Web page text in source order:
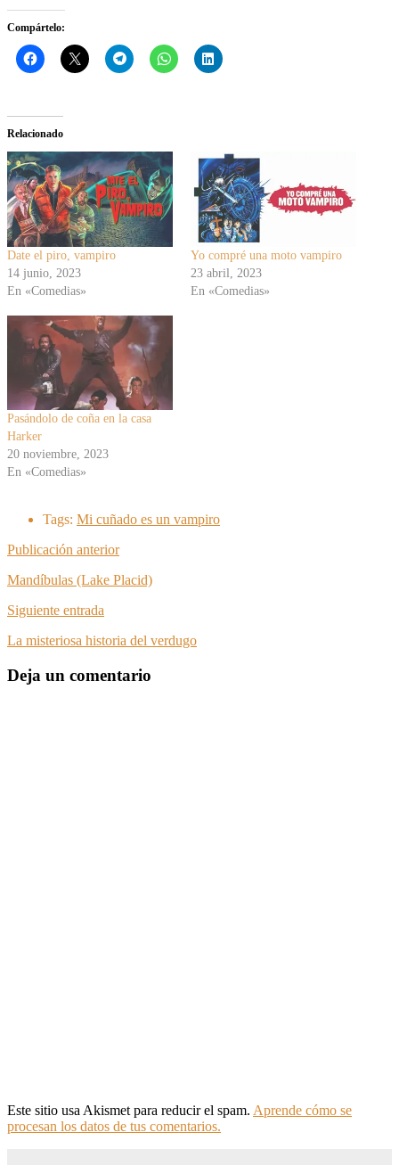
Compártelo:
Relacionado
Date el piro, vampiro
14 junio, 2023
En «Comedias»
Yo compré una moto vampiro
23 abril, 2023
En «Comedias»
Pasándolo de coña en la casa
Harker
20 noviembre, 2023
En «Comedias»
Tags: Mi cuñado es un vampiro
Publicación anterior
Mandíbulas (Lake Placid)
Siguiente entrada
La misteriosa historia del verdugo
Deja un comentario
Este sitio usa Akismet para reducir el spam. Aprende cómo se
procesan los datos de tus comentarios.